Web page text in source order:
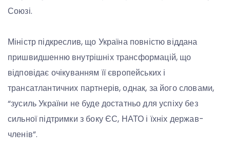
Союзі.
Міністр підкреслив, що Україна повністю віддана
пришвидшенню внутрішніх трансформацій, що
відповідає очікуванням її європейських і
трансатлантичних партнерів, однак, за його словами,
“зусиль України не буде достатньо для успіху без
сильної підтримки з боку ЄС, НАТО і їхніх держав-
членів”.